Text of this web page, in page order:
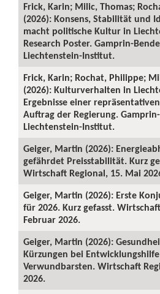
Frick, Karin; Milic, Thomas;
(2026): Konsens, Stabilität und
macht politische Kultur in
Research Poster. Gamprin-
Liechtenstein-Institut.
Frick, Karin; Rochat, Philippe;
(2026): Kulturverhalten in
Ergebnisse einer
Auftrag der Regierung.
Liechtenstein-Institut.
Geiger, Martin (2026):
gefährdet Preisstabilität. Kurz
Wirtschaft Regional, 15. Mai
Geiger, Martin (2026): Erste
für 2026. Kurz gefasst.
Februar 2026.
Geiger, Martin (2026):
Kürzungen bei
Verwundbarsten. Wirtschaft
2026.